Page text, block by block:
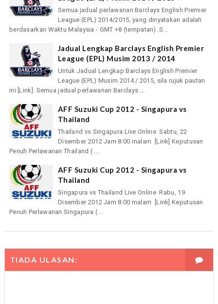
Semua jadual perlawanan Barclays English Premier
League (EPL) 2014/2015, yang dinyatakan adalah
berdasarkan Waktu Malaysia - GMT +8 (tempatan). S...
Jadual Lengkap Barclays English Premier
League (EPL) Musim 2013 / 2014
Untuk Jadual Lengkap Barclays English Premier
League (EPL) Musim 2014 / 2015, sila rujuk pautan
ini [Link]. Semua jadual perlawanan Barclays ...
AFF Suzuki Cup 2012 - Singapura vs
Thailand
Thailand vs Singapura Live Online Sabtu, 22
Disember 2012 Jam 8:00 malam [Link] Keputusan
Penuh Perlawanan Thailand ( ...
AFF Suzuki Cup 2012 - Singapura vs
Thailand
Singapura vs Thailand Live Online Rabu, 19
Disember 2012 Jam 8:00 malam [Link] Keputusan
Penuh Perlawanan Singapura ( ...
TIADA ULASAN: